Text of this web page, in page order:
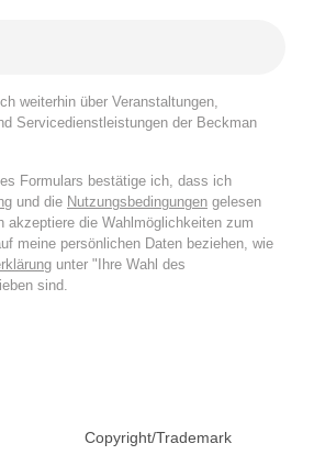
weiterhin über Veranstaltungen,
Servicedienstleistungen der Beckman
Formulars bestätige ich, dass ich
und die Nutzungsbedingungen gelesen
akzeptiere die Wahlmöglichkeiten zum
meine persönlichen Daten beziehen, wie
unter "Ihre Wahl des
sind.
Copyright/Trademark